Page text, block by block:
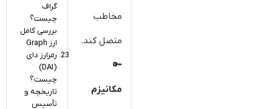
مخاطب
متصل کند.
مکانیزم
گراف
چیست؟
بررسی کامل
ارز Graph
رمزارز دای
(DAI)
چیست؟
تاریخچه و
تأسیس